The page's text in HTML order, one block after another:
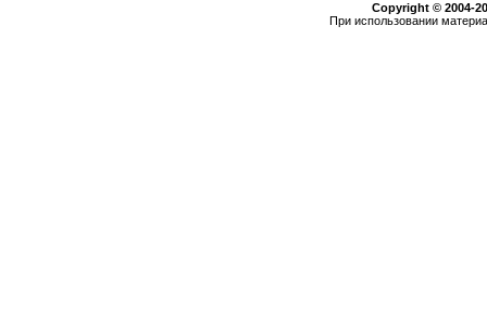
Copyright © 2004-
При использовании